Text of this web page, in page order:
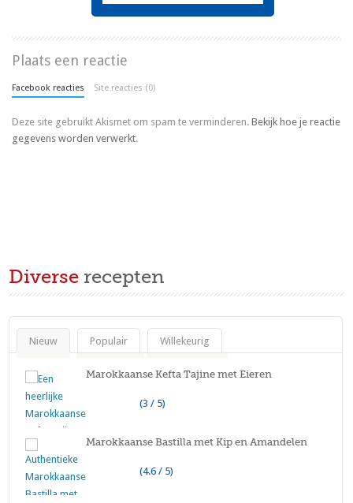
Plaats een reactie
Facebook reacties Site reacties (0)
Deze site gebruikt Akismet om spam te verminderen.Bekijk hoe je reactie
gegevens worden verwerkt.
Diverse recepten
Nieuw Populair Willekeurig
Marokkaanse Kefta Tajine met Eieren
(3 / 5)
Marokkaanse Bastilla met Kip en Amandelen
(4.6 / 5)